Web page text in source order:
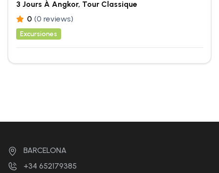
3 Jours À Angkor, Tour Classique
0 (0 reviews)
Excursiones
BARCELONA
+34 652179385